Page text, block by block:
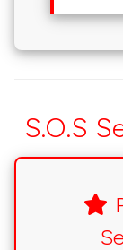
S.O.S